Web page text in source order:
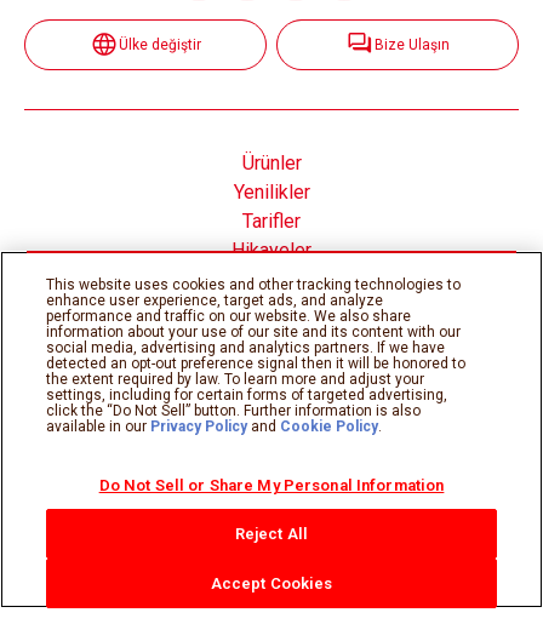
Ülke değiştir Bize Ulaşın
Ürünler
Yenilikler
Tarifler
Hikayeler
Nutella® nın İçinde
Çerez Politikası
Gizlilik Politikası
Teknik gereksinimler
Kullanım şartları
Sitemap
This website uses cookies and other tracking technologies to
enhance user experience, target ads, and analyze
performance and traffic on our website. We also share
information about your use of our site and its content with our
social media, advertising and analytics partners. If we have
detected an opt-out preference signal then it will be honored to
the extent required by law. To learn more and adjust your
settings, including for certain forms of targeted advertising,
click the “Do Not Sell” button. Further information is also
available in our Privacy Policyand Cookie Policy.
Do Not Sell or Share My Personal Information
Reject All
Accept Cookies